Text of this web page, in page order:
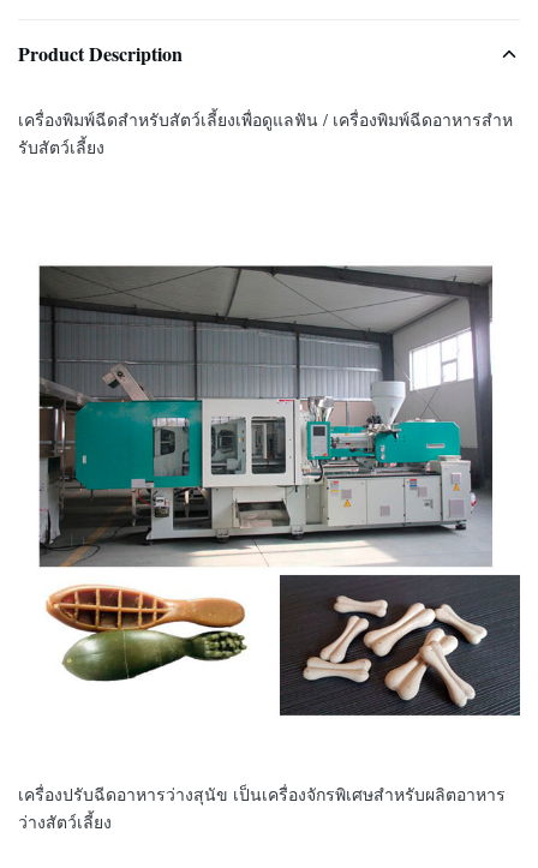
Product Description
เครื่องพิมพ์ฉีดสําหรับสัตว์เลี้ยงเพื่อดูแลฟัน / เครื่องพิมพ์ฉีดอาหารสําห
รับสัตว์เลี้ยง
เครื่องปรับฉีดอาหารว่างสุนัข เป็นเครื่องจักรพิเศษสําหรับผลิตอาหาร
ว่างสัตว์เลี้ยง